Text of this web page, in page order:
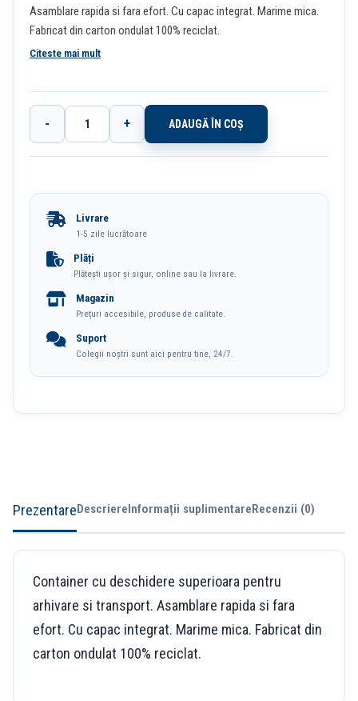
Asamblare rapida si fara efort. Cu capac integrat. Marime mica.
Fabricat din carton ondulat 100% reciclat.
Citeste mai mult
Cantitate
Cutie
Capac
Speedbox
Esselte
- + ADAUGĂ ÎN COȘ
Livrare
1-5 zile lucrătoare
Plăți
Plătești ușor și sigur, online sau la livrare.
Magazin
Prețuri accesibile, produse de calitate.
Suport
Colegii noștri sunt aici pentru tine, 24/7.
PrezentareDescriereInformații suplimentareRecenzii (0)
Container cu deschidere superioara pentru
arhivare si transport. Asamblare rapida si fara
efort. Cu capac integrat. Marime mica. Fabricat din
carton ondulat 100% reciclat.